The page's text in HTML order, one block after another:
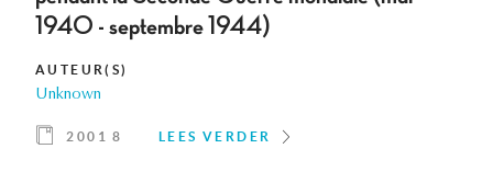
1940 - septembre 1944)
AUTEUR(S)
Unknown
2001 8 LEES VERDER